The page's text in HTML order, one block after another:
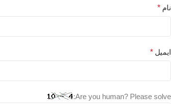
نام *
ایمیل *
Are you human? Please solve: